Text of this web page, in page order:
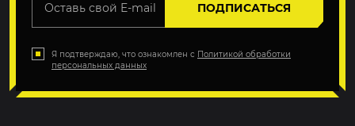
ПОДПИСАТЬСЯ
Я подтверждаю, что ознакомлен с Политикой обработки
персональных данных